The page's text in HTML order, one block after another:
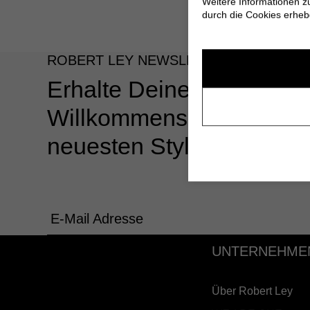
ROBERT LEY NEWSLETTER
Erhalte Deinen 10%
Willkommensgutschein
neuesten Styles &
E-Mail Adresse
Über Robert Ley
durch die Cookies